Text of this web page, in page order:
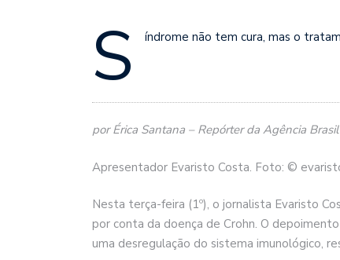
S índrome não tem cura, mas o
por Érica Santana – Repórter da Agência Brasil
Apresentador Evaristo Costa. Foto: ©
Nesta terça-feira (1º), o jornalista Evaristo
por conta da doença de Crohn. O
uma desregulação do sistema imunológico,